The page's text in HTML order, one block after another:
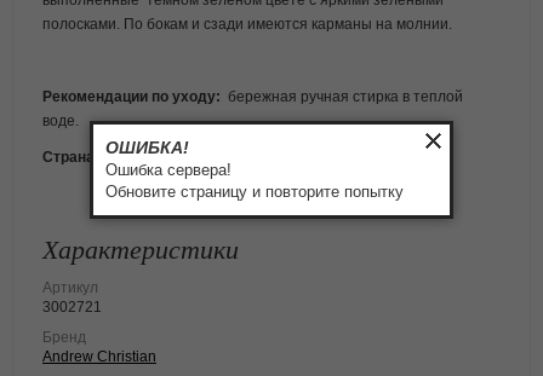
полосками. По бокам и сзади имеются карманы на молнии.
Рекомендации по уходу: бережная ручная стирка в теплой
воде.
Страна изготовитель:
Характеристики
Артикул
3002721
Бренд
Andrew Christian
ОШИБКА!
Ошибка сервера!
Обновите страницу и повторите попытку